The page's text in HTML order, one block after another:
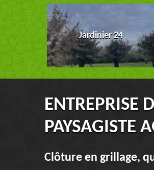
Jardinier 24
ENTREPRISE
PAYSAGISTE
Clôture en grillage,